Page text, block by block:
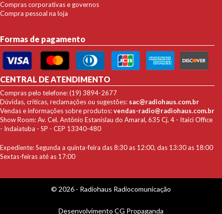
Compras corporativas e governos
Compra pessoal na loja
Formas de pagamento
CENTRAL DE ATENDIMENTO
Compras pelo telefone: (19) 3894-2677
Dúvidas, críticas, reclamações ou sugestões: sac@radiohaus.com.br
Vendas e informações sobre produtos:vendas-radio@radiohaus.com.br
Show Room: Av. Cel. Antônio Estanislau do Amaral, 635 Cj. 4 - Itaici Office
- Indaiatuba - SP - CEP 13340-480
Expediente: Segunda a quinta-feira das 8:30 as 12:00, das 13:30 as 18:00
Sextas-feiras até as 17:00
© 2026 - Radiohaus Radiocomunicação
Desenvolvimento CG Propaganda